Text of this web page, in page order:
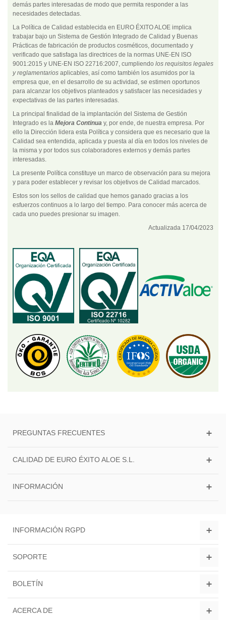
demás partes interesadas de modo que permita responder a las
necesidades detectadas.
La Política de Calidad establecida en EURO ÉXITO ALOE implica
trabajar bajo un Sistema de Gestión Integrado de Calidad y Buenas
Prácticas de fabricación de productos cosméticos, documentado y
verificado que satisfaga las directrices de la normas UNE-EN ISO
9001:2015 y UNE-EN ISO 22716:2007, cumpliendo los requisitos legales
y reglamentarios aplicables, así como también los asumidos por la
empresa que, en el desarrollo de su actividad, se estimen oportunos
para alcanzar los objetivos planteados y satisfacer las necesidades y
expectativas de las partes interesadas.
La principal finalidad de la implantación del Sistema de Gestión
Integrado es la Mejora Continua y, por ende, de nuestra empresa. Por
ello la Dirección lidera esta Política y considera que es necesario que la
Calidad sea entendida, aplicada y puesta al día en todos los niveles de
la misma y por todos sus colaboradores externos y demás partes
interesadas.
La presente Política constituye un marco de observación para su mejora
y para poder establecer y revisar los objetivos de Calidad marcados.
Estos son los sellos de calidad que hemos ganado gracias a los
esfuerzos continuos a lo largo del tiempo. Para conocer más acerca de
cada uno puedes presionar su imagen.
Actualizada 17/04/2023
PREGUNTAS FRECUENTES
CALIDAD DE EURO ÉXITO ALOE S.L.
INFORMACIÓN
INFORMACIÓN RGPD
SOPORTE
BOLETÍN
ACERCA DE